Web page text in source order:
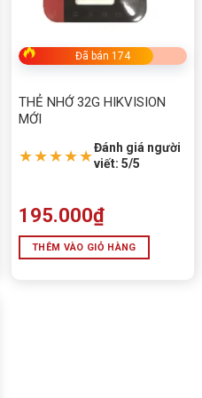
độ bền cao
hệ sinh thái công nghệ
nhớ 128gb Micro
mã HS-TF-C1
Đã bán 174
THẺ NHỚ 32G HIKVISION
MỚI
★★★★★Đánh giá người
viết: 5/5
195.000₫
THÊM VÀO GIỎ HÀNG